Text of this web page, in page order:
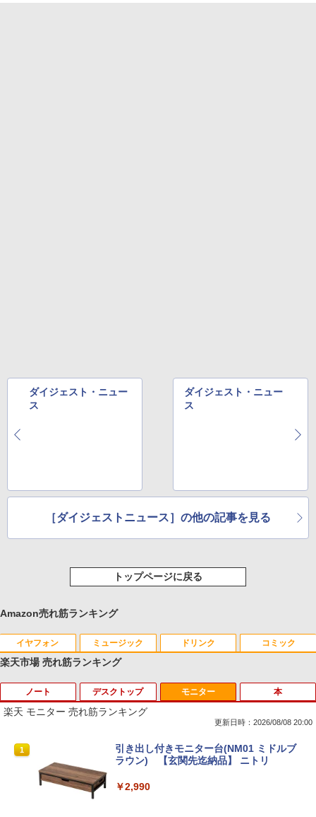
ダイジェスト・ニュー
ス
ダイジェスト・ニュー
ス
［ダイジェストニュース］の他の記事を見る
トップページに戻る
Amazon売れ筋ランキング
イヤフォン
Anker Soundcore P40i オフホワイト
￥7,990
Anker Soundcore P31i ブラック
ミュージック
BRUCE WAYNE feat. Flo Milli, ATL Jacob
[Explicit]
BRUCE WAYNE feat. Flo Milli, ATL Jacob
[Explicit]
ドリンク
by Amazon 天然水 ラベルレス 500ml ×24本
富士山の天然水 バナジウム含有 水 ミネラル
ウォーター ペットボトル 静岡県産 500ミリリ
￥1,380
コミック
薬屋のひとりごと 17巻 (デジタル版ビッグガ
ンガンコミックス)
異世界居酒屋「のぶ」(22) (角川コミックス・
エース)
楽天市場 売れ筋ランキング
ノート
1
【★最大100%ポイント】【新生活応援・
2026】【Office 2019 H&B】富士通 MU
SD:128GB/256GB/512GB/1TB/13.3型/
デスクトップ
1
中古パソコン | Dell | OptiPlex 3070 SFF
| Windows11 | デスクトップ | 一年保証 |
Hz | MEM:8GB | SSD:512GB(新品) | DV
モニター
楽天 モニター 売れ筋ランキング
更新日時：2026/08/08 20:00
1
引き出し付きモニター台(NM01 ミドルブ
ラウン) 【玄関先迄納品】 ニトリ
￥2,990
本